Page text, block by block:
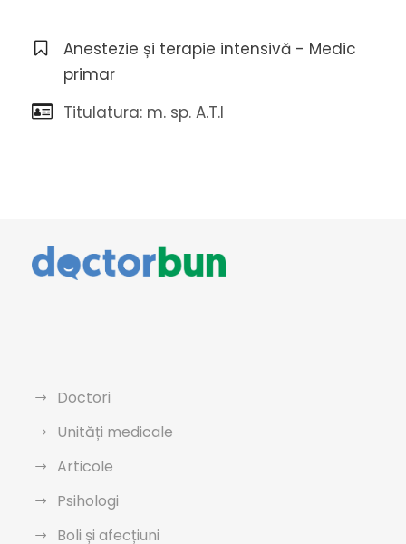
Anestezie și terapie intensivă - Medic
primar
Titulatura: m. sp. A.T.I
Doctori
Unități medicale
Articole
Psihologi
Boli și afecțiuni